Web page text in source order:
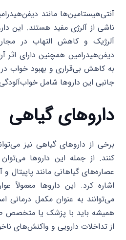
آنتی‌هیستامین‌ها مانند
ناشی از آلرژی مفید هستند. این
آلرژیک و کاهش التهاب در
دیفن‌هیدرامین همچنین دارای
به کاهش بی‌قراری و بهبود خواب
جانبی این داروها شامل
داروهای گیاهی
برخی از داروهای گیاهی نیز
کنند. از جمله این داروها
عصاره‌های گیاهانی مانند
اشاره کرد. این داروها معمولاً
می‌توانند به عنوان مکمل درمانی
همیشه باید با پزشک یا
از تداخلات دارویی و واکنش‌های